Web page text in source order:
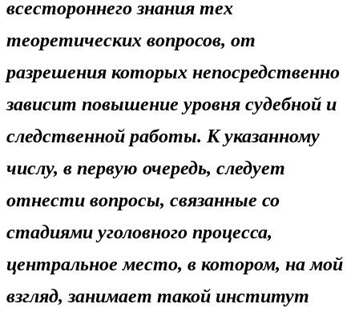
всестороннего знания тех
теоретических вопросов, от
разрешения которых непосредственно
зависит по­вышение уровня судебной и
следственной работы. К указанному
числу, в первую очередь, следует
отнести вопросы, связанные со
стадиями уголовного процесса,
центральное место, в котором, на мой
взгляд, занимает такой институт